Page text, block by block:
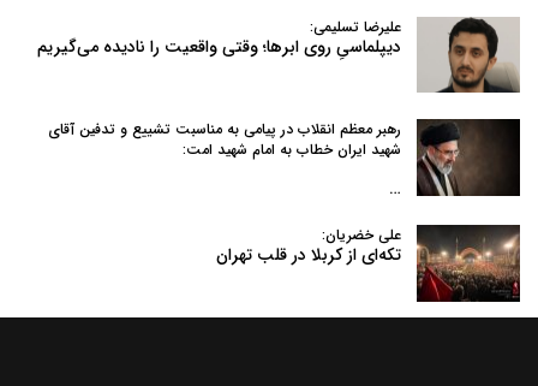
علیرضا تسلیمی:
دیپلماسیِ روی ابرها؛ وقتی واقعیت را نادیده می‌گیریم
رهبر معظم انقلاب در پیامی به‌ مناسبت تشییع و تدفین آقای
شهید ایران خطاب به امام شهید امت:
…
علی خضریان:
تکه‌ای از کربلا در قلب تهران